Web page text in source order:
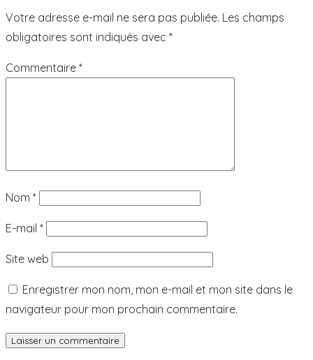
Votre adresse e-mail ne sera pas publiée. Les champs
obligatoires sont indiqués avec *
Commentaire *
Nom *
E-mail *
Site web
Enregistrer mon nom, mon e-mail et mon site dans le
navigateur pour mon prochain commentaire.